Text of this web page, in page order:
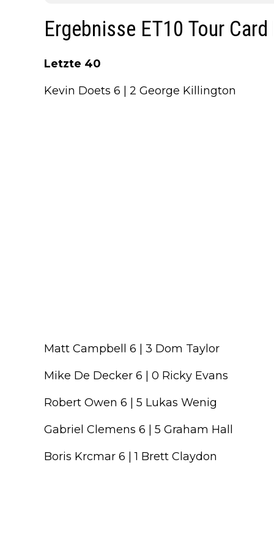
Ergebnisse ET10 Tour
Letzte 40
Kevin Doets 6 | 2 George Killington
Matt Campbell 6 | 3 Dom Taylor
Mike De Decker 6 | 0 Ricky Evans
Robert Owen 6 | 5 Lukas Wenig
Gabriel Clemens 6 | 5 Graham Hall
Boris Krcmar 6 | 1 Brett Claydon